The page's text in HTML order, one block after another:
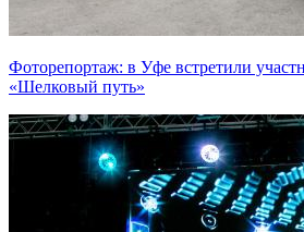
Фоторепортаж: в Уфе встретили
«Шелковый путь»